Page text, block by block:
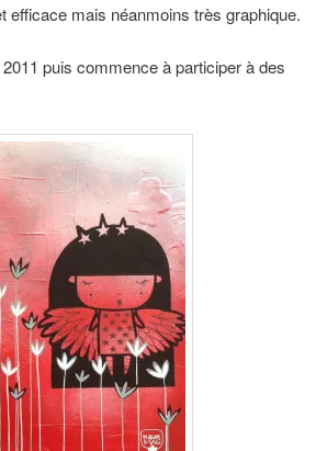
mais néanmoins très graphique.
puis commence à participer à des